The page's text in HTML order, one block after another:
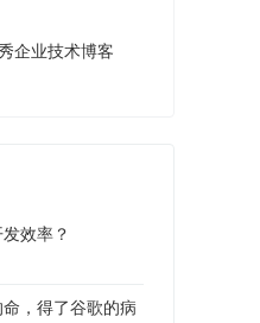
企业技术博客
效率？
，得了谷歌的病